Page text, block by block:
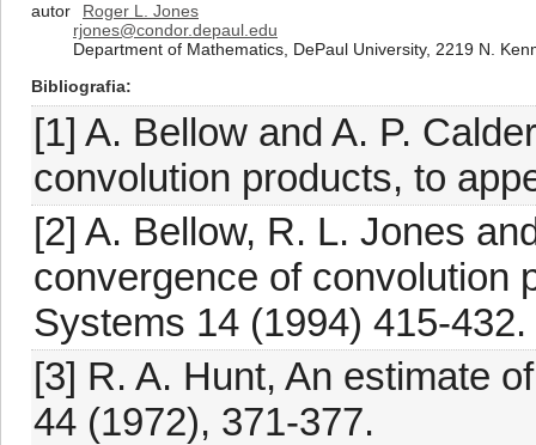
autor
Roger L. Jones
rjones@condor.depaul.edu
Department of Mathematics, DePaul University, 2219 N.
Bibliografia
[1] A. Bellow and A. P.
convolution products, to
[2] A. Bellow, R. L. Jones
convergence of convolution
Systems 14 (1994) 415-432.
[3] R. A. Hunt, An estimate
44 (1972), 371-377.